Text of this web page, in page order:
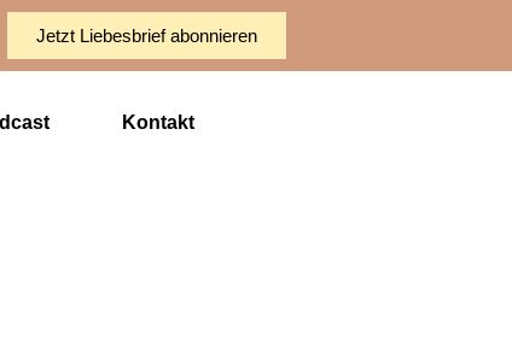
Jetzt Liebesbrief abonnieren
Kontakt